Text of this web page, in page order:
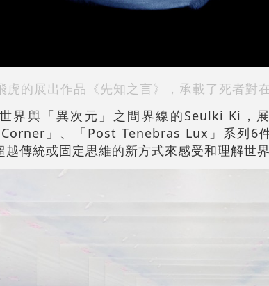
虎的展出作品《先知之言》，承載了死者對
界與「異次元」之間界線的Seulki Ki，
」、「Post Tenebras Lux」系列6
傳統或固定思維的新方式來感受和理解世界